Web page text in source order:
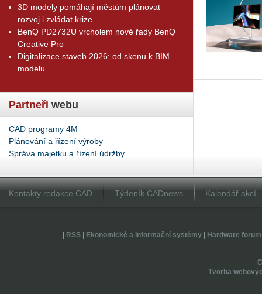
3D modely pomáhají městům plánovat
rozvoj i zvládat krize
BenQ PD2732U vrcholem nové řady BenQ
Creative Pro
Digitalizace staveb 2026: od skenu k BIM
modelu
Partneři webu
CAD programy 4M
Plánování a řízení výroby
Správa majetku a řízení údržby
Kontakty redakce CAD Týdeník CADnews Kalendář akcí
RSS| Ekonomické a informační systémy| Hardware forum
Tvorba